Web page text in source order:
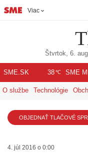
Viac
Štvrtok, 6.
SME.SK 38℃ SME
O službe Technológie
OBJEDNAŤ TLAČOVÉ
4. júl 2016 o 0:00